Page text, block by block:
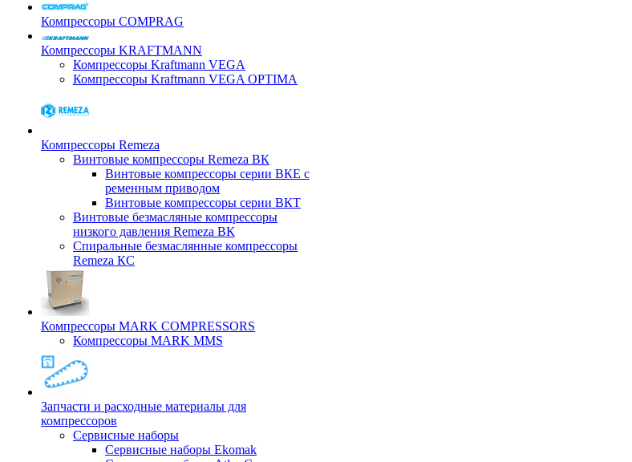
Компрессоры COMPRAG
Компрессоры KRAFTMANN
Компрессоры Kraftmann VEGA
Компрессоры Kraftmann VEGA OPTIMA
Компрессоры Remeza
Винтовые компрессоры Remeza ВК
Винтовые компрессоры серии ВКЕ с
ременным приводом
Винтовые компрессоры серии ВКТ
Винтовые безмасляные компрессоры
низкого давления Remeza ВК
Спиральные безмаслянные компрессоры
Remeza КС
Компрессоры MARK COMPRESSORS
Компрессоры MARK MMS
Запчасти и расходные материалы для
компрессоров
Cервисные наборы
Сервисные наборы Ekomak